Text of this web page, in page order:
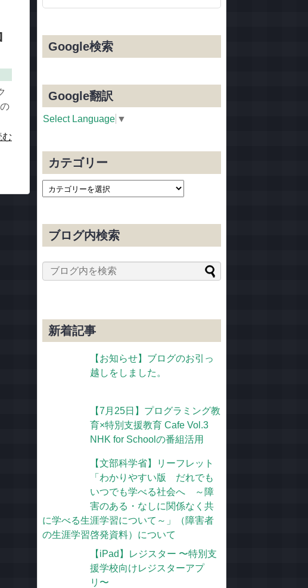
む
Google検索
Google翻訳
Select Language ▼
カテゴリー
ブログ内検索
新着記事
【お知らせ】ブログのお引っ
越しをしました。
【7月25日】プログラミング教
育×特別支援教育 Cafe Vol.3
NHK for Schoolの番組活用
【文部科学省】リーフレット
「わかりやすい版 だれでも
いつでも学べる社会へ ～障
害のある・なしに関係なく共
に学べる生涯学習について～」（障害者
の生涯学習啓発資料）について
【iPad】レジスター 〜特別支
援学校向けレジスターアプ
リ〜